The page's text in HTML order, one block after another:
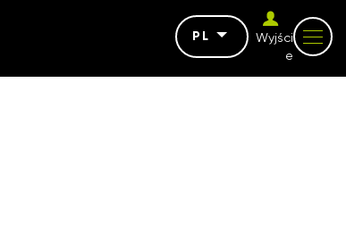
PL
Wyjści
e